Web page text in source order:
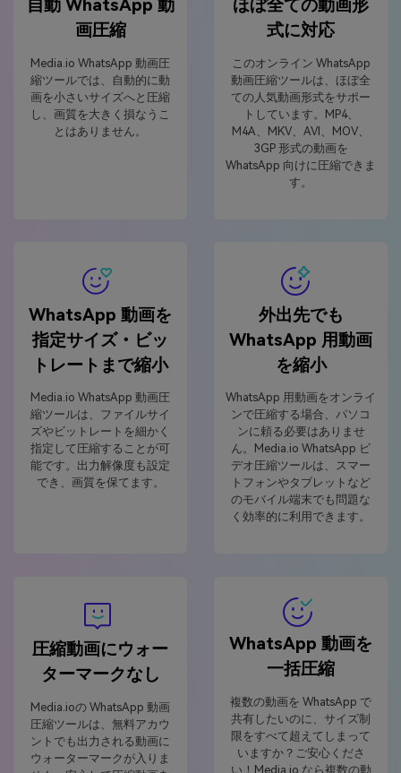
自動 WhatsApp 動
画圧縮
Media.io WhatsApp 動画圧
縮ツールでは、自動的に動
画を小さいサイズへと圧縮
し、画質を大きく損なうこ
とはありません。
ほぼ全ての動画形
式に対応
このオンライン WhatsApp
動画圧縮ツールは、ほぼ全
ての人気動画形式をサポー
トしています。MP4、
M4A、MKV、AVI、MOV、
3GP 形式の動画を
WhatsApp 向けに圧縮できま
す。
WhatsApp 動画を
指定サイズ・ビッ
トレートまで縮小
Media.io WhatsApp 動画圧
縮ツールは、ファイルサイ
ズやビットレートを細かく
指定して圧縮することが可
能です。出力解像度も設定
でき、画質を保てます。
外出先でも
WhatsApp 用動画
を縮小
WhatsApp 用動画をオンライ
ンで圧縮する場合、パソコ
ンに頼る必要はありませ
ん。Media.io WhatsApp ビ
デオ圧縮ツールは、スマー
トフォンやタブレットなど
のモバイル端末でも問題な
く効率的に利用できます。
圧縮動画にウォー
ターマークなし
Media.ioの WhatsApp 動画
圧縮ツールは、無料アカウ
ントでも出力される動画に
ウォーターマークが入りま
WhatsApp 動画を
一括圧縮
複数の動画を WhatsApp で
共有したいのに、サイズ制
限をすべて超えてしまって
いますか？ご安心くださ
い！Media.io なら複数の動